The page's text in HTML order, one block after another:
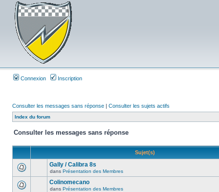
Connexion Inscription
Consulter les messages sans réponse | Consulter les sujets actifs
Index du forum
Consulter les messages sans réponse
Sujet(s)
Gally / Calibra 8s
dans Présentation des Membres
Colinomecano
dans Présentation des Membres